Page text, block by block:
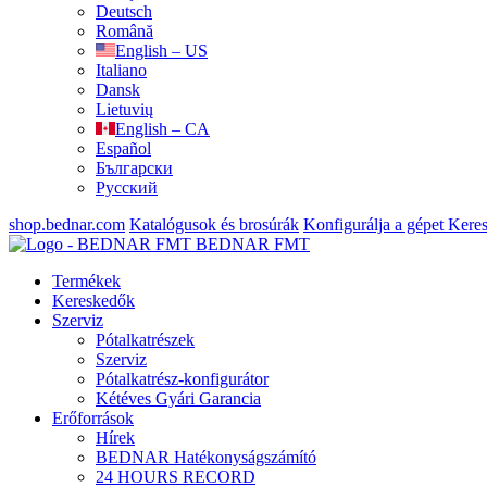
Deutsch
Română
English – US
Italiano
Dansk
Lietuvių
English – CA
Español
Български
Русский
shop.bednar.com Katalógusok és brosúrák Konfigurálja a gépet
BEDNAR FMT
Termékek
Kereskedők
Szerviz
Pótalkatrészek
Szerviz
Pótalkatrész-konfigurátor
Kétéves Gyári Garancia
Erőforrások
Hírek
BEDNAR Hatékonyságszámító
24 HOURS RECORD